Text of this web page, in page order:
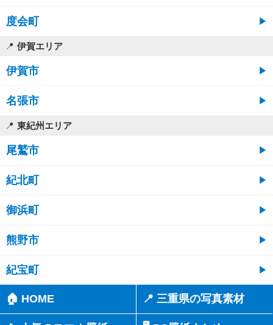
度会町
伊賀エリア
伊賀市
名張市
東紀州エリア
尾鷲市
紀北町
御浜町
熊野市
紀宝町
🏠 HOME 📍 三重県の写真素材